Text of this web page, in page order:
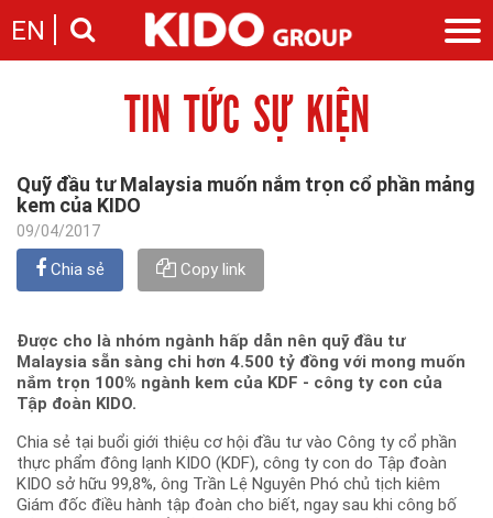
EN
Câu chuyện KIDO
Cam kết của KIDO
Nhà sáng lập
Ngành gia vị
Ngành bánh
Tin tức
Tin tức & sự kiện
Thông cáo báo chí của tập đoàn
Thông điệp
Ban điều hành
Thông tin cổ phần
Các công ty thành viên
Liên hệ
Liên hệ
Giới thiệu
Nhu cầu tuyển dụng
TIN TỨC SỰ KIỆN
Quỹ đầu tư Malaysia muốn nắm trọn cổ phần mảng
kem của KIDO
09/04/2017
Chia sẻ Copy link
Được cho là nhóm ngành hấp dẫn nên quỹ đầu tư
Malaysia sẵn sàng chi hơn 4.500 tỷ đồng với mong muốn
nắm trọn 100% ngành kem của KDF - công ty con của
Tập đoàn KIDO.
Chia sẻ tại buổi giới thiệu cơ hội đầu tư vào Công ty cổ phần
thực phẩm đông lạnh KIDO (KDF), công ty con do Tập đoàn
KIDO sở hữu 99,8%, ông Trần Lệ Nguyên Phó chủ tịch kiêm
Giám đốc điều hành tập đoàn cho biết, ngay sau khi công bố